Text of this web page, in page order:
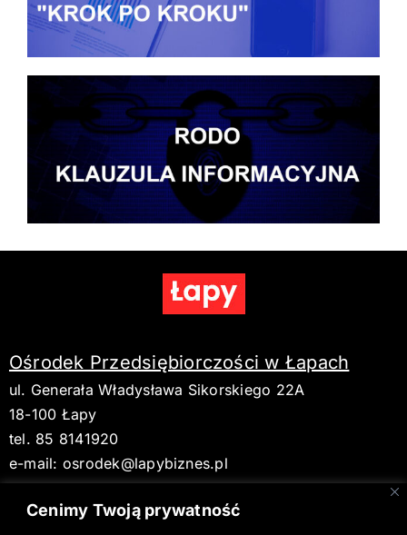
Cenimy Twoją prywatność
Ośrodek Przedsiębiorczości w Łapach
ul. Generała Władysława Sikorskiego 22A
18-100 Łapy
tel. 85 8141920
e-mail: osrodek@lapybiznes.pl